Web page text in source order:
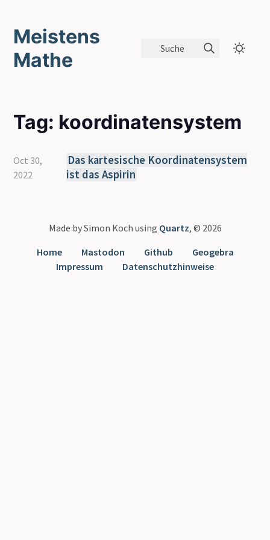
Meistens
Mathe
Suche
Tag: koordinatensystem
Oct 30,
2022
Das kartesische Koordinatensystem
ist das Aspirin
Made by Simon Koch using Quartz, © 2026
Home
Mastodon Github
Geogebra
Impressum
Datenschutzhinweise